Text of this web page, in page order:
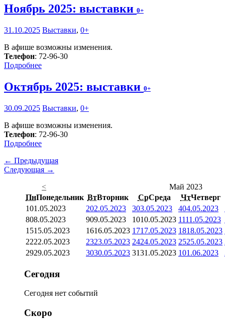
Ноябрь 2025: выставки 0+
31.10.2025 Выставки, 0+
В афише возможны изменения.
Телефон: 72-96-30
Подробнее
Октябрь 2025: выставки 0+
30.09.2025 Выставки, 0+
В афише возможны изменения.
Телефон: 72-96-30
Подробнее
← Предыдущая
Следующая →
<
Май 2023
ПнПонедельник ВтВторник СрСреда ЧтЧетверг
101.05.2023 202.05.2023 303.05.2023 404.05.2023
808.05.2023 909.05.2023 1010.05.2023 1111.05.2023
1515.05.2023 1616.05.2023 1717.05.2023 1818.05.2023
2222.05.2023 2323.05.2023 2424.05.2023 2525.05.2023
2929.05.2023 3030.05.2023 3131.05.2023 101.06.2023
Сегодня
Сегодня нет событий
Скоро